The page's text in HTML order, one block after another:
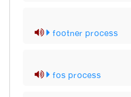
footner process
fos process